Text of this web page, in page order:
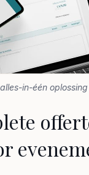
in-één